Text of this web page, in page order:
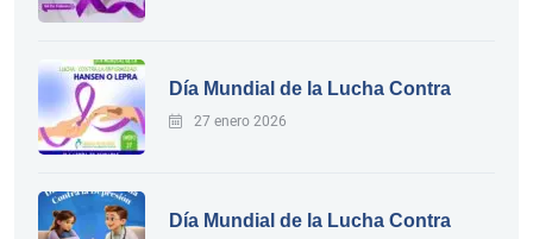
Día Mundial de la Lucha Contra
27 enero 2026
Día Mundial de la Lucha Contra